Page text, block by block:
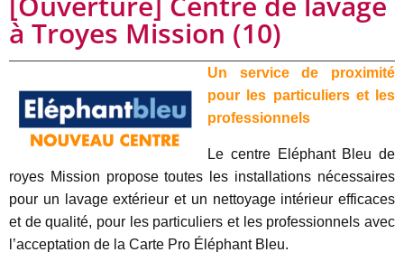
à Troyes Mission (10)
Un service de proximité
pour les particuliers et les
professionnels
Le centre Eléphant Bleu de
royes Mission propose toutes les installations nécessaires
pour un lavage extérieur et un nettoyage intérieur efficaces
et de qualité, pour les particuliers et les professionnels avec
l’acceptation de la Carte Pro Éléphant Bleu.